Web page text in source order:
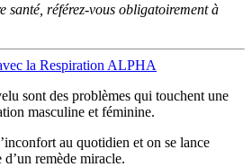
santé, référez-vous obligatoirement à
la Respiration ALPHA
sont des problèmes qui touchent une
masculine et féminine.
au quotidien et on se lance
remède miracle.